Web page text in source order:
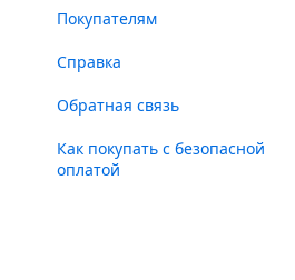
Покупателям
Справка
Обратная связь
Как покупать с безопасной
оплатой